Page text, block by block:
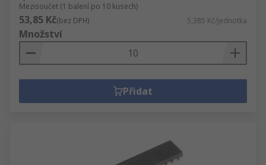
Mezisoučet (1 balení po 10 kusech)
53,85 Kč(bez DPH) 5,385 Kč/jednotka
Množství
Přidat